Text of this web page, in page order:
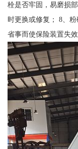
栓是否牢固，易磨损
时更换或修复； 8、
省事而使保险装置失效